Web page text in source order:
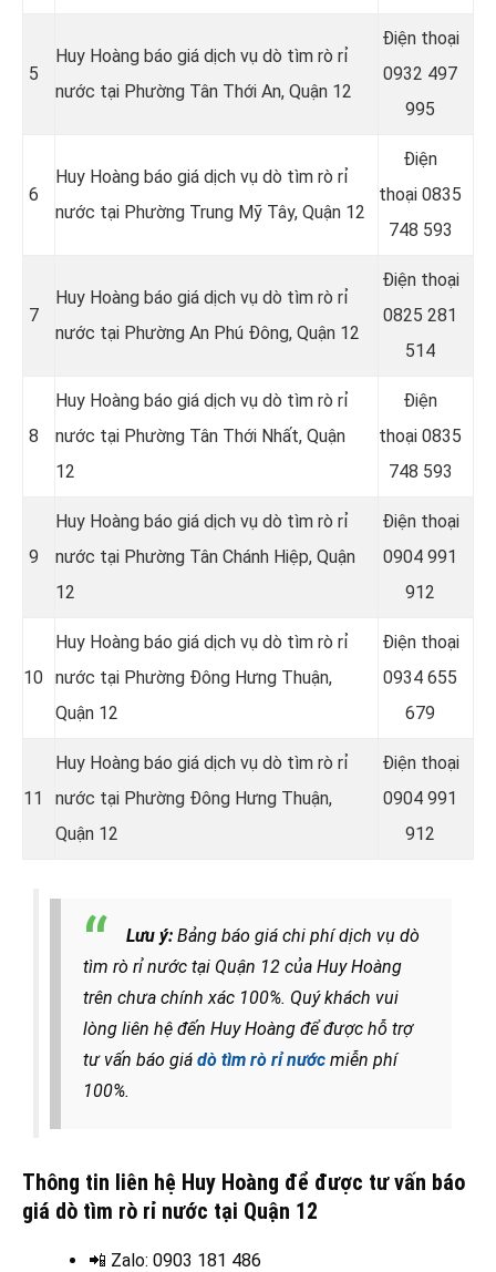
5
Huy Hoàng báo giá dịch vụ dò tìm rò rỉ
nước tại Phường Tân Thới An, Quận 12
Điện thoại
0932 497
995
6
Huy Hoàng báo giá dịch vụ dò tìm rò rỉ
nước tại Phường Trung Mỹ Tây, Quận 12
Điện
thoại 0835
748 593
7
Huy Hoàng báo giá dịch vụ dò tìm rò rỉ
nước tại Phường An Phú Đông, Quận 12
Điện thoại
0825 281
514
8
Huy Hoàng báo giá dịch vụ dò tìm rò rỉ
nước tại Phường Tân Thới Nhất, Quận
12
Điện
thoại 0835
748 593
9
Huy Hoàng báo giá dịch vụ dò tìm rò rỉ
nước tại Phường Tân Chánh Hiệp, Quận
12
Điện thoại
0904 991
912
10
Huy Hoàng báo giá dịch vụ dò tìm rò rỉ
nước tại Phường Đông Hưng Thuận,
Quận 12
Điện thoại
0934 655
679
11
Huy Hoàng báo giá dịch vụ dò tìm rò rỉ
nước tại Phường Đông Hưng Thuận,
Quận 12
Điện thoại
0904 991
912
Lưu ý: Bảng báo giá chi phí dịch vụ dò
tìm rò rỉ nước tại Quận 12 của Huy Hoàng
trên chưa chính xác 100%. Quý khách vui
lòng liên hệ đến Huy Hoàng để được hỗ trợ
tư vấn báo giá dò tìm rò rỉ nước miễn phí
100%.
Thông tin liên hệ Huy Hoàng để được tư vấn báo
giá dò tìm rò rỉ nước tại Quận 12
📲 Zalo: 0903 181 486